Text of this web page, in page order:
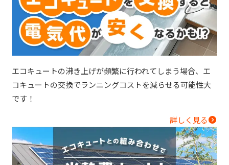
エコキュートの沸き上げが頻繁に行われてしまう場合、エ
コキュートの交換でランニングコストを減らせる可能性大
です！
詳しく見る